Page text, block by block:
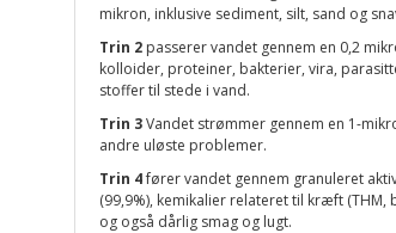
mikron, inklusive sediment, silt, sand og
Trin 2 passerer vandet gennem en 0,2
kolloider, proteiner, bakterier, vira,
stoffer til stede i vand.
Trin 3Vandet strømmer gennem en 1-
andre uløste problemer.
Trin 4fører vandet gennem granuleret
(99,9%), kemikalier relateret til kræft
og også dårlig smag og lugt.